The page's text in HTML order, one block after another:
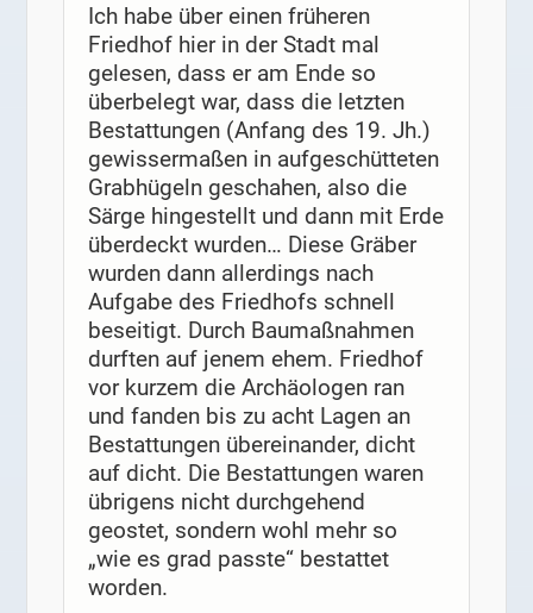
Ich habe über einen früheren
Friedhof hier in der Stadt mal
gelesen, dass er am Ende so
überbelegt war, dass die letzten
Bestattungen (Anfang des 19. Jh.)
gewissermaßen in aufgeschütteten
Grabhügeln geschahen, also die
Särge hingestellt und dann mit Erde
überdeckt wurden… Diese Gräber
wurden dann allerdings nach
Aufgabe des Friedhofs schnell
beseitigt. Durch Baumaßnahmen
durften auf jenem ehem. Friedhof
vor kurzem die Archäologen ran
und fanden bis zu acht Lagen an
Bestattungen übereinander, dicht
auf dicht. Die Bestattungen waren
übrigens nicht durchgehend
geostet, sondern wohl mehr so
„wie es grad passte“ bestattet
worden.